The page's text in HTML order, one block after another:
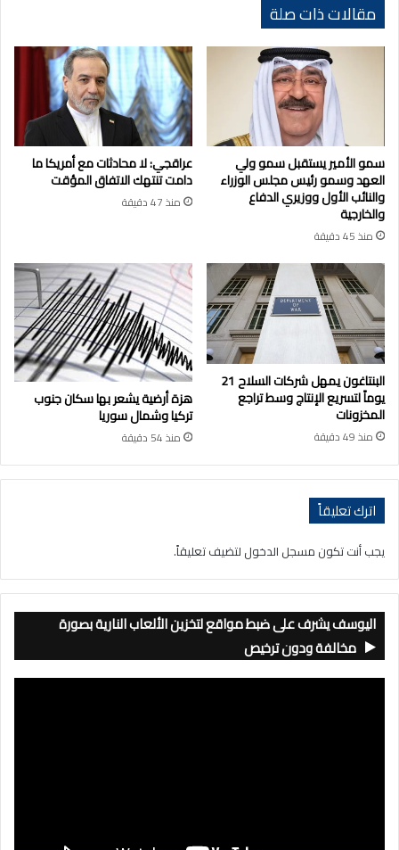
مقالات ذات صلة
سمو الأمير يستقبل سمو ولي
العهد وسمو رئيس مجلس الوزراء
والنائب الأول ووزيري الدفاع
والخارجية
منذ 45 دقيقة
عراقجي: لا محادثات مع أمريكا ما
دامت تنتهك الاتفاق المؤقت
منذ 47 دقيقة
البنتاغون يمهل شركات السلاح 21
يوماً لتسريع الإنتاج وسط تراجع
المخزونات
منذ 49 دقيقة
هزة أرضية يشعر بها سكان جنوب
تركيا وشمال سوريا
منذ 54 دقيقة
اترك تعليقاً
يجب أنت تكون مسجل الدخول لتضيف تعليقاً.
اليوسف يشرف على ضبط مواقع لتخزين الألعاب النارية بصورة
مخالفة ودون ترخيص